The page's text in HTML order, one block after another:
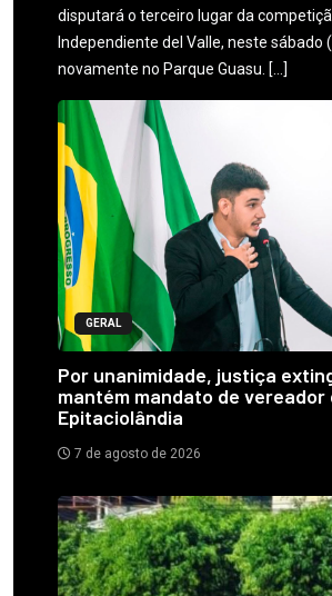
disputará o terceiro lugar da
Independiente del Valle, neste sábado
novamente no Parque Guasu. […]
GERAL
Por unanimidade, justiça
mantém mandato de vereador
Epitaciolândia
7 de agosto de 2026